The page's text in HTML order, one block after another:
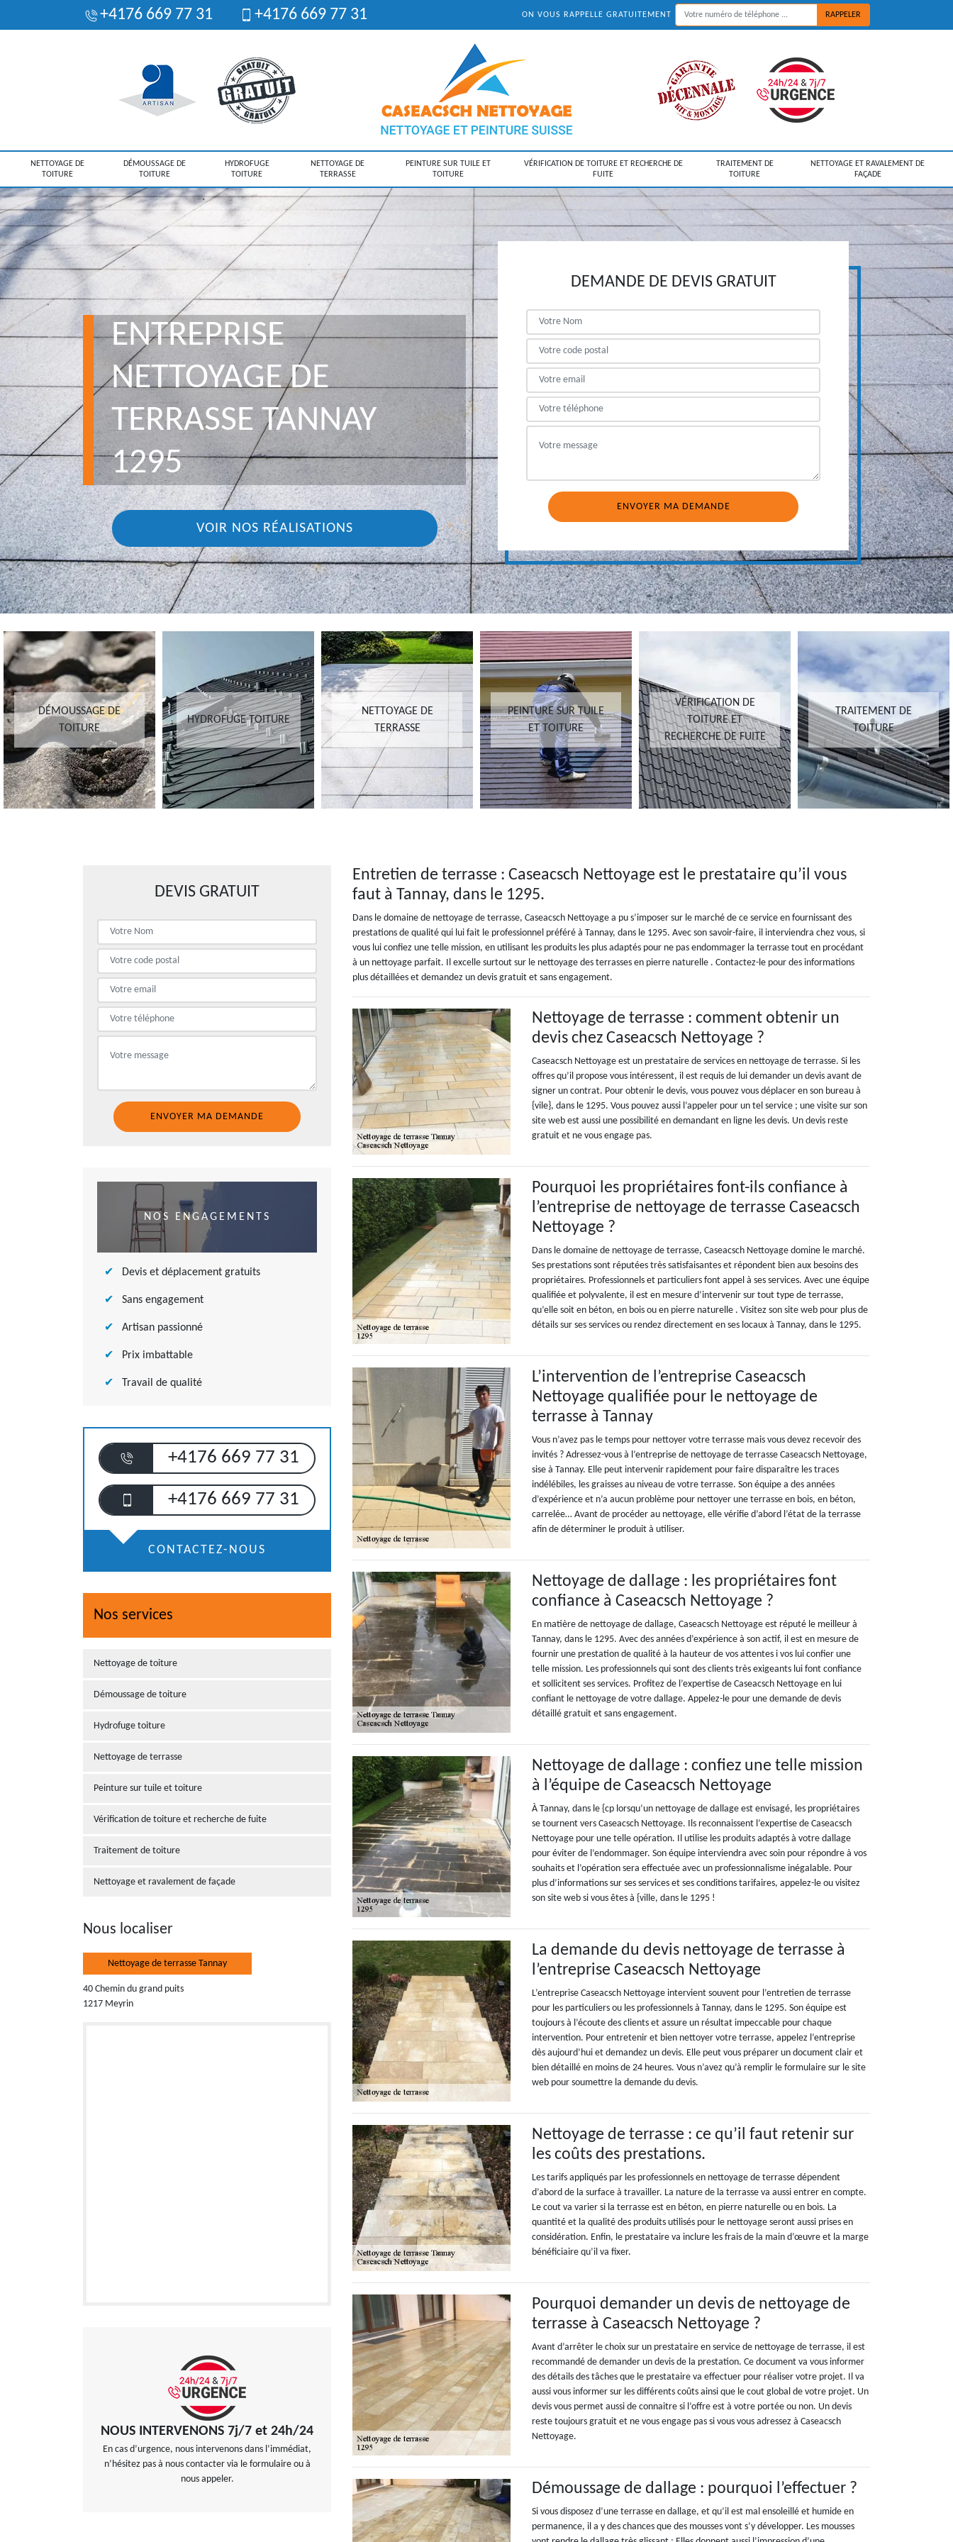
+4176 669 77 31 +4176 669 77 31 ON VOUS RAPPELLE GRATUITEMENT
NETTOYAGE DE
TOITURE
DÉMOUSSAGE DE
TOITURE
HYDROFUGE
TOITURE
NETTOYAGE DE
TERRASSE
PEINTURE SUR TUILE ET
TOITURE
VÉRIFICATION DE TOITURE ET RECHERCHE DE
FUITE
TRAITEMENT DE
TOITURE
NETTOYAGE ET RAVALEMENT DE
FAÇADE
ENTREPRISE
NETTOYAGE DE
TERRASSE TANNAY
1295
VOIR NOS RÉALISATIONS
DEMANDE DE DEVIS GRATUIT
DÉMOUSSAGE DE
TOITURE
HYDROFUGE TOITURE
NETTOYAGE DE
TERRASSE
PEINTURE SUR TUILE
ET TOITURE
VÉRIFICATION DE
TOITURE ET
RECHERCHE DE FUITE
TRAITEMENT DE
TOITURE
DEVIS GRATUIT
NOS ENGAGEMENTS
Devis et déplacement gratuits
Sans engagement
Artisan passionné
Prix imbattable
Travail de qualité
+4176 669 77 31
+4176 669 77 31
CONTACTEZ-NOUS
Nos services
Nettoyage de toiture
Démoussage de toiture
Hydrofuge toiture
Nettoyage de terrasse
Peinture sur tuile et toiture
Vérification de toiture et recherche de fuite
Traitement de toiture
Nettoyage et ravalement de façade
Nous localiser
Nettoyage de terrasse Tannay
40 Chemin du grand puits
1217 Meyrin
NOUS INTERVENONS 7j/7 et 24h/24
En cas d’urgence, nous intervenons dans l’immédiat,
n’hésitez pas à nous contacter via le formulaire ou à
nous appeler.
Entretien de terrasse : Caseacsch Nettoyage est le prestataire qu’il vous
faut à Tannay, dans le 1295.
Dans le domaine de nettoyage de terrasse, Caseacsch Nettoyage a pu s’imposer sur le marché de ce service en fournissant des
prestations de qualité qui lui fait le professionnel préféré à Tannay, dans le 1295. Avec son savoir-faire, il interviendra chez vous, si
vous lui confiez une telle mission, en utilisant les produits les plus adaptés pour ne pas endommager la terrasse tout en procédant
à un nettoyage parfait. Il excelle surtout sur le nettoyage des terrasses en pierre naturelle . Contactez-le pour des informations
plus détaillées et demandez un devis gratuit et sans engagement.
Nettoyage de terrasse : comment obtenir un
devis chez Caseacsch Nettoyage ?
Caseacsch Nettoyage est un prestataire de services en nettoyage de terrasse. Si les
offres qu’il propose vous intéressent, il est requis de lui demander un devis avant de
signer un contrat. Pour obtenir le devis, vous pouvez vous déplacer en son bureau à
{vile}, dans le 1295. Vous pouvez aussi l’appeler pour un tel service ; une visite sur son
site web est aussi une possibilité en demandant en ligne les devis. Un devis reste
gratuit et ne vous engage pas.
Pourquoi les propriétaires font-ils confiance à
l’entreprise de nettoyage de terrasse Caseacsch
Nettoyage ?
Dans le domaine de nettoyage de terrasse, Caseacsch Nettoyage domine le marché.
Ses prestations sont réputées très satisfaisantes et répondent bien aux besoins des
propriétaires. Professionnels et particuliers font appel à ses services. Avec une équipe
qualifiée et polyvalente, il est en mesure d’intervenir sur tout type de terrasse,
qu’elle soit en béton, en bois ou en pierre naturelle . Visitez son site web pour plus de
détails sur ses services ou rendez directement en ses locaux à Tannay, dans le 1295.
L’intervention de l’entreprise Caseacsch
Nettoyage qualifiée pour le nettoyage de
terrasse à Tannay
Vous n’avez pas le temps pour nettoyer votre terrasse mais vous devez recevoir des
invités ? Adressez-vous à l’entreprise de nettoyage de terrasse Caseacsch Nettoyage,
sise à Tannay. Elle peut intervenir rapidement pour faire disparaître les traces
indélébiles, les graisses au niveau de votre terrasse. Son équipe a des années
d’expérience et n’a aucun problème pour nettoyer une terrasse en bois, en béton,
carrelée… Avant de procéder au nettoyage, elle vérifie d’abord l’état de la terrasse
afin de déterminer le produit à utiliser.
Nettoyage de dallage : les propriétaires font
confiance à Caseacsch Nettoyage ?
En matière de nettoyage de dallage, Caseacsch Nettoyage est réputé le meilleur à
Tannay, dans le 1295. Avec des années d’expérience à son actif, il est en mesure de
fournir une prestation de qualité à la hauteur de vos attentes i vos lui confier une
telle mission. Les professionnels qui sont des clients très exigeants lui font confiance
et sollicitent ses services. Profitez de l’expertise de Caseacsch Nettoyage en lui
confiant le nettoyage de votre dallage. Appelez-le pour une demande de devis
détaillé gratuit et sans engagement.
Nettoyage de dallage : confiez une telle mission
à l’équipe de Caseacsch Nettoyage
À Tannay, dans le {cp lorsqu’un nettoyage de dallage est envisagé, les propriétaires
se tournent vers Caseacsch Nettoyage. Ils reconnaissent l’expertise de Caseacsch
Nettoyage pour une telle opération. Il utilise les produits adaptés à votre dallage
pour éviter de l’endommager. Son équipe interviendra avec soin pour répondre à vos
souhaits et l’opération sera effectuée avec un professionnalisme inégalable. Pour
plus d’informations sur ses services et ses conditions tarifaires, appelez-le ou visitez
son site web si vous êtes à {ville, dans le 1295 !
La demande du devis nettoyage de terrasse à
l’entreprise Caseacsch Nettoyage
L’entreprise Caseacsch Nettoyage intervient souvent pour l’entretien de terrasse
pour les particuliers ou les professionnels à Tannay, dans le 1295. Son équipe est
toujours à l’écoute des clients et assure un résultat impeccable pour chaque
intervention. Pour entretenir et bien nettoyer votre terrasse, appelez l’entreprise
dès aujourd’hui et demandez un devis. Elle peut vous préparer un document clair et
bien détaillé en moins de 24 heures. Vous n’avez qu’à remplir le formulaire sur le site
web pour soumettre la demande du devis.
Nettoyage de terrasse : ce qu’il faut retenir sur
les coûts des prestations.
Les tarifs appliqués par les professionnels en nettoyage de terrasse dépendent
d’abord de la surface à travailler. La nature de la terrasse va aussi entrer en compte.
Le cout va varier si la terrasse est en béton, en pierre naturelle ou en bois. La
quantité et la qualité des produits utilisés pour le nettoyage seront aussi prises en
considération. Enfin, le prestataire va inclure les frais de la main d’œuvre et la marge
bénéficiaire qu’il va fixer.
Pourquoi demander un devis de nettoyage de
terrasse à Caseacsch Nettoyage ?
Avant d’arrêter le choix sur un prestataire en service de nettoyage de terrasse, il est
recommandé de demander un devis de la prestation. Ce document va vous informer
des détails des tâches que le prestataire va effectuer pour réaliser votre projet. Il va
aussi vous informer sur les différents coûts ainsi que le cout global de votre projet. Un
devis vous permet aussi de connaitre si l’offre est à votre portée ou non. Un devis
reste toujours gratuit et ne vous engage pas si vous vous adressez à Caseacsch
Nettoyage.
Démoussage de dallage : pourquoi l’effectuer ?
Si vous disposez d’une terrasse en dallage, et qu’il est mal ensoleillé et humide en
permanence, il a y des chances que des mousses vont s’y développer. Les mousses